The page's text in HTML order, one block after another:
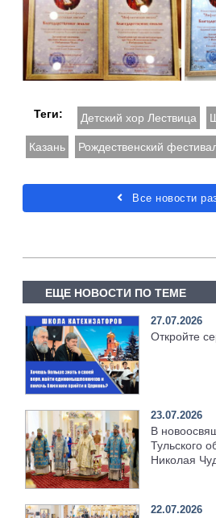
Теги: Детский хор Лествица
Казань Рождественский
Все новости
ЕЩЕ НОВОСТИ ПО ТЕМЕ
27.07.2026
Откройте
23.07.2026
В
Тульского
Николая
22.07.2026